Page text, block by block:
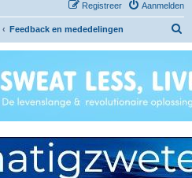
Aanmelden
Registreer
Feedback en mededelingen
k